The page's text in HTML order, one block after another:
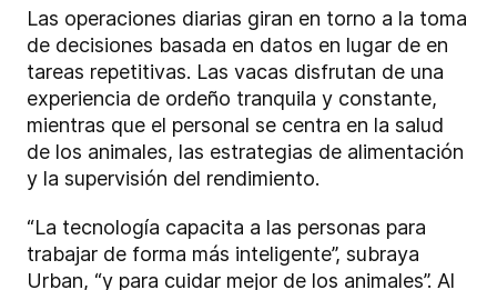
Las operaciones diarias giran en torno a la toma
de decisiones basada en datos en lugar de en
tareas repetitivas. Las vacas disfrutan de una
experiencia de ordeño tranquila y constante,
mientras que el personal se centra en la salud
de los animales, las estrategias de alimentación
y la supervisión del rendimiento.
“La tecnología capacita a las personas para
trabajar de forma más inteligente”, subraya
Urban, “y para cuidar mejor de los animales”. Al